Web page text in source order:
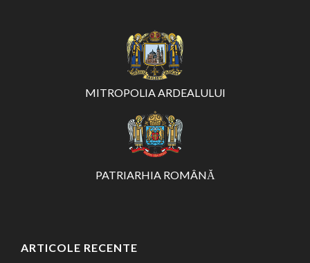
MITROPOLIA ARDEALULUI
PATRIARHIA ROMÂNĂ
ARTICOLE RECENTE